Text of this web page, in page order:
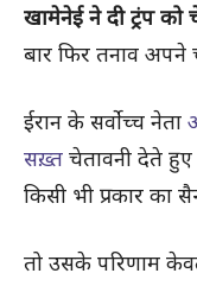
खामेनेई ने दी ट्रंप को
बार फिर तनाव अपने
ईरान के सर्वोच्च नेता
सख़्त चेतावनी देते हुए
किसी भी प्रकार का
तो उसके परिणाम